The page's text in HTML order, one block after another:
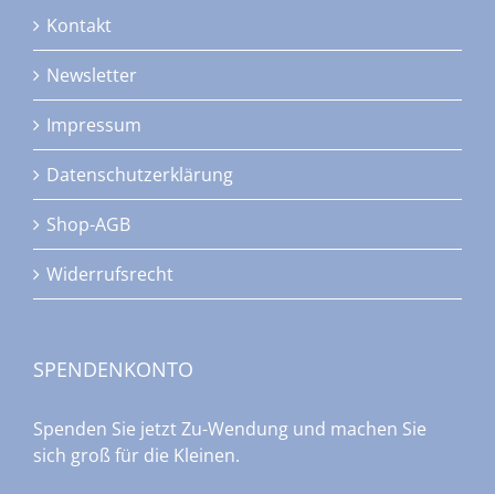
Kontakt
Newsletter
Impressum
Datenschutzerklärung
Shop-AGB
Widerrufsrecht
SPENDENKONTO
Spenden Sie jetzt Zu-Wendung und machen Sie
sich groß für die Kleinen.